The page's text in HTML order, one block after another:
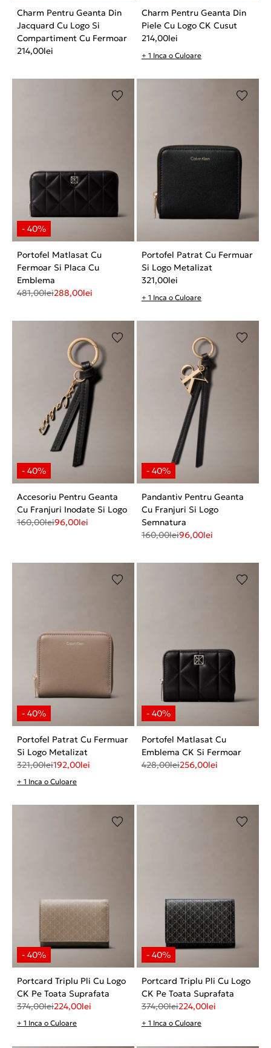
Charm Pentru Geanta Din
Jacquard Cu Logo Si
Compartiment Cu Fermoar
214,00lei
Charm Pentru Geanta Din
Piele Cu Logo CK Cusut
214,00lei
+ 1 Inca o Culoare
Portofel Matlasat Cu
Fermoar Si Placa Cu
Emblema
481,00lei288,00lei
Portofel Patrat Cu Fermuar
Si Logo Metalizat
321,00lei
+ 1 Inca o Culoare
Accesoriu Pentru Geanta
Cu Franjuri Inodate Si Logo
160,00lei96,00lei
Pandantiv Pentru Geanta
Cu Franjuri Si Logo
Semnatura
160,00lei96,00lei
Portofel Patrat Cu Fermuar
Si Logo Metalizat
321,00lei192,00lei
+ 1 Inca o Culoare
Portofel Matlasat Cu
Emblema CK Si Fermoar
428,00lei256,00lei
Portcard Triplu Pli Cu Logo
CK Pe Toata Suprafata
374,00lei224,00lei
+ 1 Inca o Culoare
Portcard Triplu Pli Cu Logo
CK Pe Toata Suprafata
374,00lei224,00lei
+ 1 Inca o Culoare